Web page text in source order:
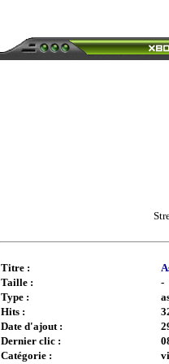
Titre :
Taille :
-
Type :
Hits :
Date d'ajout :
Dernier clic :
Catégorie :